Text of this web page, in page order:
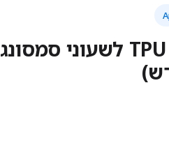
מגן מסך מדבקה TPU לשעוני סמסונג